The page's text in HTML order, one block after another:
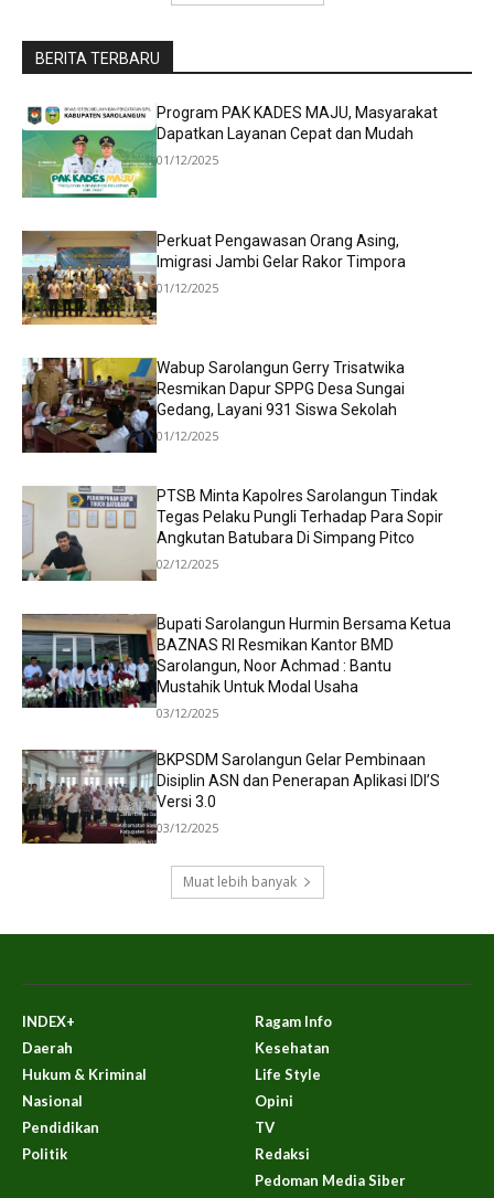
BERITA TERBARU
Program PAK KADES MAJU, Masyarakat
Dapatkan Layanan Cepat dan Mudah
01/12/2025
Perkuat Pengawasan Orang Asing,
Imigrasi Jambi Gelar Rakor Timpora
01/12/2025
Wabup Sarolangun Gerry Trisatwika
Resmikan Dapur SPPG Desa Sungai
Gedang, Layani 931 Siswa Sekolah
01/12/2025
PTSB Minta Kapolres Sarolangun Tindak
Tegas Pelaku Pungli Terhadap Para Sopir
Angkutan Batubara Di Simpang Pitco
02/12/2025
Bupati Sarolangun Hurmin Bersama Ketua
BAZNAS RI Resmikan Kantor BMD
Sarolangun, Noor Achmad : Bantu
Mustahik Untuk Modal Usaha
03/12/2025
BKPSDM Sarolangun Gelar Pembinaan
Disiplin ASN dan Penerapan Aplikasi IDI’S
Versi 3.0
03/12/2025
Muat lebih banyak
INDEX+
Daerah
Hukum & Kriminal
Nasional
Pendidikan
Politik
Ragam Info
Kesehatan
Life Style
Opini
TV
Redaksi
Pedoman Media Siber